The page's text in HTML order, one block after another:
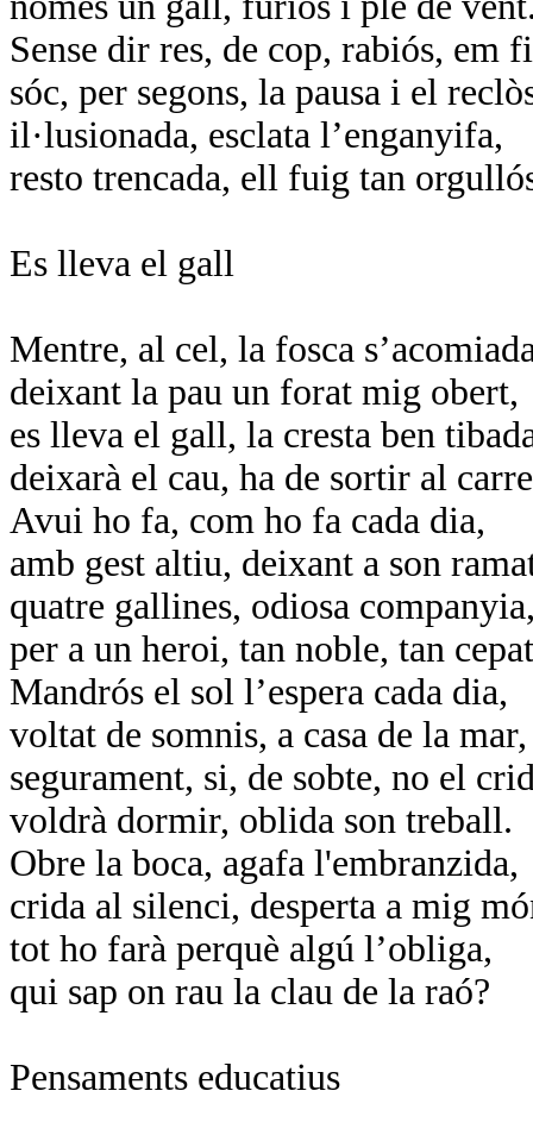
Sense dir res, de cop, rabiós, em
sóc, per segons, la pausa i el
il·lusionada, esclata l’enganyifa,
resto trencada, ell fuig tan
Es lleva el gall
Mentre, al cel, la fosca
deixant la pau un forat mig obert,
es lleva el gall, la cresta ben
deixarà el cau, ha de sortir al
Avui ho fa, com ho fa cada dia,
amb gest altiu, deixant a son
quatre gallines, odiosa
per a un heroi, tan noble, tan
Mandrós el sol l’espera cada dia,
voltat de somnis, a casa de la mar,
segurament, si, de sobte, no el
voldrà dormir, oblida son treball.
Obre la boca, agafa l'embranzida,
crida al silenci, desperta a mig
tot ho farà perquè algú l’obliga,
qui sap on rau la clau de la raó?
Pensaments educatius